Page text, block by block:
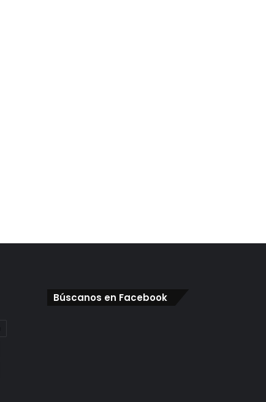
Búscanos en Facebook